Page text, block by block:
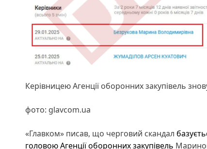
Керівницею Агенції оборонних закупівель
фото: glavcom.ua
«Главком» писав, що черговий скандал
головою Агенції оборонних закупівель